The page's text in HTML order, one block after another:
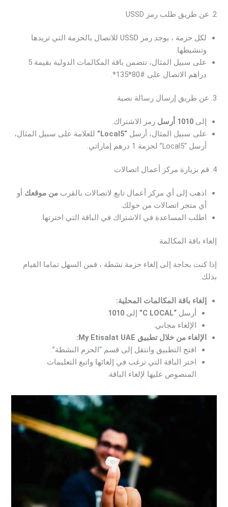
2. عن طريق طلب رمز USSD
لكل حزمة ، يوجد رمز USSD للاتصال بالحزمة التي تريدها
وتنشيطها.
على سبيل المثال، تتضمن باقة المكالمات الدولية بقيمة 5
دراهم الاتصال على #80*135*.
3. عن طريق إرسال رسالة نصية
إلى1010 أرسل
رمز الاشتراك.
على سبيل المثال، أرسل“Local5”
للعلامة على سبيل المثال،
أرسل “Local5” لحزمة 1 درهم إماراتي.
4. قم بزيارة مركز أعمال اتصالات
اذهب إلى أي مركز أعمال تابع لاتصالات بالقربمن موقعك أو
أي متجر اتصالات من حولك.
اطلب المساعدة في الاشتراك في الباقة التي اخترتها.
إلغاء باقة المكالمة
إذا كنت بحاجة إلى إلغاء حزمة نشطة ، فمن السهل تماما القيام
بذلك.
إلغاء باقة المكالمات المحلية:
أرسل“C LOCAL” إلى1010
.
الإلغاء مجاني.
الإلغاء من خلال تطبيق My Etisalat UAE:
افتح التطبيق وانتقل إلى قسم “الحزم النشطة”.
اختر الباقة التي ترغب في إلغائها واتبع التعليمات
المنصوص عليها لإلغاء الباقة.